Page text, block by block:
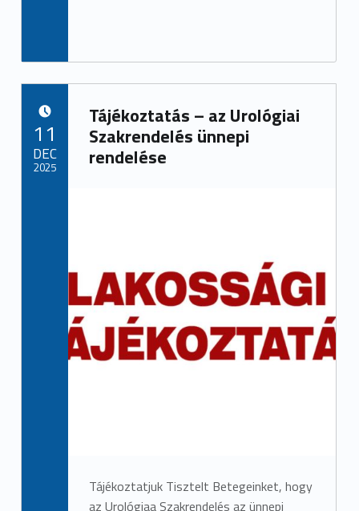
Tájékoztatás – az Urológiai
Szakrendelés ünnepi
rendelése
Tájékoztatjuk Tisztelt Betegeinket, hogy
az Urológiaa Szakrendelés az ünnepi
11
DEC
2025